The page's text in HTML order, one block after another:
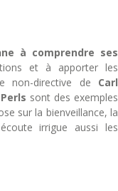
à comprendre ses
et à apporter les
non-directive de Carl
sont des exemples
sur la bienveillance, la
irrigue aussi les